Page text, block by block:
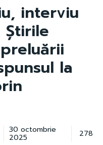
interviu
la
30 octombrie
2025 278